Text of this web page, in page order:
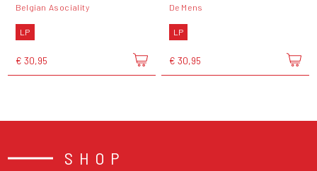
Belgian Asociality
LP
€ 30,95
De Mens
LP
€ 30,95
SHOP